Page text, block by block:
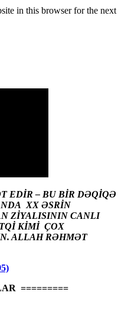
in this browser for the next
EDİR – BU BİR DƏQİQƏ
XX ƏSRİN
ZİYALISININ CANLI
KİMİ ÇOX
ALLAH RƏHMƏT
=========